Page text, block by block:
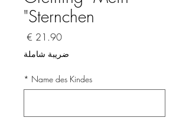
Sternchen"
السعر
ضريبة شاملة
Name des Kindes
*